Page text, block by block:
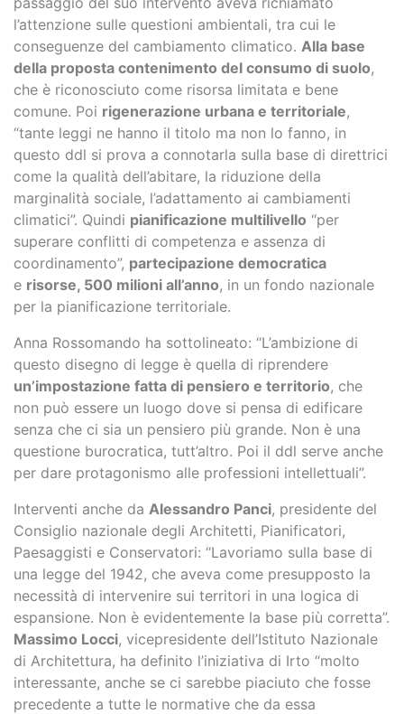
l’attenzione sulle questioni ambientali, tra cui le
conseguenze del cambiamento climatico. Alla base
della proposta contenimento del consumo di suolo,
che è riconosciuto come risorsa limitata e bene
comune. Poi rigenerazione urbana e territoriale,
“tante leggi ne hanno il titolo ma non lo fanno, in
questo ddl si prova a connotarla sulla base di direttrici
come la qualità dell’abitare, la riduzione della
marginalità sociale, l’adattamento ai cambiamenti
climatici”. Quindi pianificazione multilivello “per
superare conflitti di competenza e assenza di
coordinamento”, partecipazione democratica
e risorse, 500 milioni all’anno, in un fondo nazionale
per la pianificazione territoriale.
Anna Rossomando ha sottolineato: “L’ambizione di
questo disegno di legge è quella di riprendere
un’impostazione fatta di pensiero e territorio, che
non può essere un luogo dove si pensa di edificare
senza che ci sia un pensiero più grande. Non è una
questione burocratica, tutt’altro. Poi il ddl serve anche
per dare protagonismo alle professioni intellettuali”.
Interventi anche da Alessandro Panci, presidente del
Consiglio nazionale degli Architetti, Pianificatori,
Paesaggisti e Conservatori: “Lavoriamo sulla base di
una legge del 1942, che aveva come presupposto la
necessità di intervenire sui territori in una logica di
espansione. Non è evidentemente la base più corretta”.
Massimo Locci, vicepresidente dell’Istituto Nazionale
di Architettura, ha definito l’iniziativa di Irto “molto
interessante, anche se ci sarebbe piaciuto che fosse
precedente a tutte le normative che da essa